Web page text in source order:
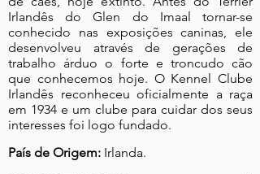
Irlandês do Glen do Imaal tornar-se
conhecido nas exposições caninas, ele
desenvolveu através de gerações de
trabalho árduo o forte e troncudo cão
que conhecemos hoje. O Kennel Clube
Irlandês reconheceu oficialmente a raça
em 1934 e um clube para cuidar dos seus
interesses foi logo fundado.
País de Origem: Irlanda.